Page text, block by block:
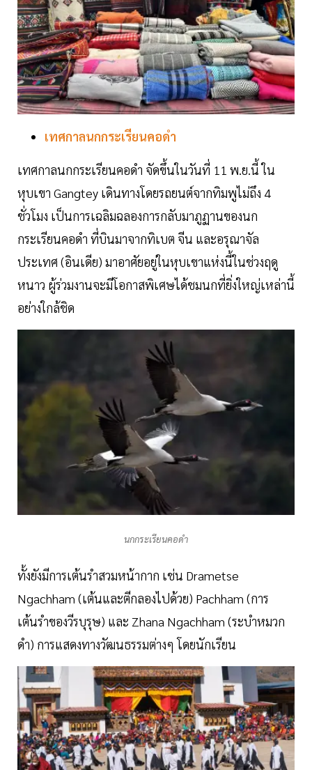
เทศกาลนกกระเรียนคอดำ
เทศกาลนกกระเรียนคอดำ จัดขึ้นในวันที่ 11 พ.ย.นี้ ใน
หุบเขา Gangtey เดินทางโดยรถยนต์จากทิมพูไม่ถึง 4
ชั่วโมง เป็นการเฉลิมฉลองการกลับมาภูฏานของนก
กระเรียนคอดำ ที่บินมาจากทิเบต จีน และอรุณาจัล
ประเทศ (อินเดีย) มาอาศัยอยู่ในหุบเขาแห่งนี้ในช่วงฤดู
หนาว ผู้ร่วมงานจะมีโอกาสพิเศษได้ชมนกที่ยิ่งใหญ่เหล่านี้
อย่างใกล้ชิด
นกกระเรียนคอดำ
ทั้งยังมีการเต้นรำสวมหน้ากาก เช่น Drametse
Ngachham (เต้นและตีกลองไปด้วย) Pachham (การ
เต้นรำของวีรบุรุษ) และ Zhana Ngachham (ระบำหมวก
ดำ) การแสดงทางวัฒนธรรมต่างๆ โดยนักเรียน